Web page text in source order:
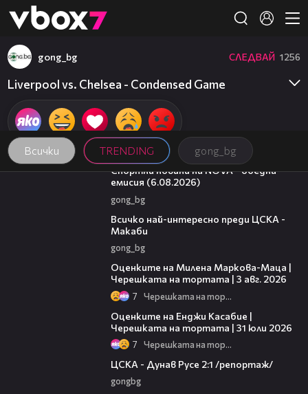
👾
Всички TRENDING gong_bg
gong_bg СЛЕДВАЙ 1256
Liverpool vs. Chelsea - Condensed Game
04:46
Спортни новини на NOVA - обедна
емисия (6.08.2026)
gong_bg
Всичко най-интересно преди ЦСКА -
Макаби
gong_bg
Оценките на Милена Маркова-Маца |
Черешката на тортата | 3 авг. 2026
7 Черешката на тортата
Оценките на Енджи Касабие |
Черешката на тортата | 31 юли 2026
7 Черешката на тортата
ЦСКА - Дунав Русе 2:1 /репортаж/
gongbg